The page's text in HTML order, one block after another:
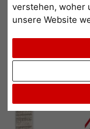
verstehen, woher
unsere Website